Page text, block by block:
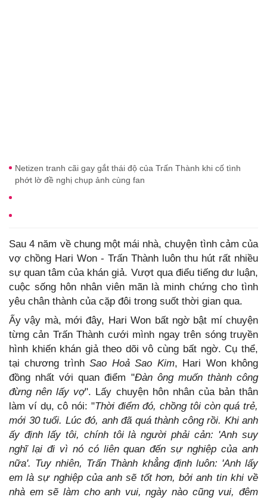
Netizen tranh cãi gay gắt thái độ của Trấn Thành khi cố tình
phớt lờ đề nghị chụp ảnh cùng fan
Sau 4 năm về chung một mái nhà, chuyện tình cảm của
vợ chồng Hari Won - Trấn Thành luôn thu hút rất nhiều
sự quan tâm của khán giả. Vượt qua điểu tiếng dư luận,
cuộc sống hôn nhân viên mãn là minh chứng cho tình
yêu chân thành của cặp đôi trong suốt thời gian qua.
Ấy vậy mà, mới đây, Hari Won bất ngờ bật mí chuyện
từng cản Trấn Thành cưới mình ngay trên sóng truyền
hình khiến khán giả theo dõi vô cùng bất ngờ. Cụ thể,
tại chương trìnhSao Hoả Sao Kim, Hari Won không
đồng nhất với quan điểm "Đàn ông muốn thành công
đừng nên lấy vợ". Lấy chuyện hôn nhân của bản thân
làm ví dụ, cô nói: "Thời điểm đó, chồng tôi còn quá trẻ,
mới 30 tuổi. Lúc đó, anh đã quá thành công rồi. Khi anh
ấy định lấy tôi, chính tôi là người phải cản: 'Anh suy
nghĩ lại đi vì nó có liên quan đến sự nghiệp của anh
nữa'. Tuy nhiên, Trấn Thành khẳng định luôn: 'Anh lấy
em là sự nghiệp của anh sẽ tốt hơn, bởi anh tin khi về
nhà em sẽ làm cho anh vui, ngày nào cũng vui, đêm